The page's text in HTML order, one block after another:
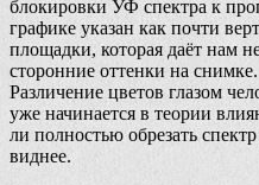
блокировки УФ спектра к
графике указан как почти
площадки, которая даёт нам
сторонние оттенки на снимке.
Различение цветов глазом
уже начинается в теории
ли полностью обрезать
виднее.